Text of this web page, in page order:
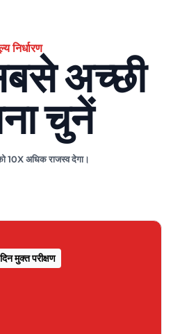
निर्धारण
अच्छी
चुनें
10X अधिक राजस्व देगा।
मुक्त परीक्षण